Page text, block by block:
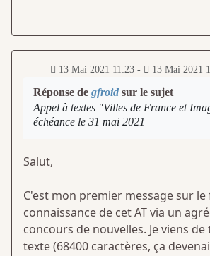
13 Mai 2021 11:23 - 13 Mai 2021
Réponse de gfroid sur le sujet
Appel à textes "Villes de France et
échéance le 31 mai 2021
Salut,
C'est mon premier message sur
connaissance de cet AT via un
concours de nouvelles. Je viens
texte (68400 caractères, ça